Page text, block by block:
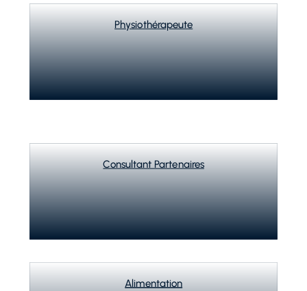
Physiothérapeute
Consultant Partenaires
Alimentation